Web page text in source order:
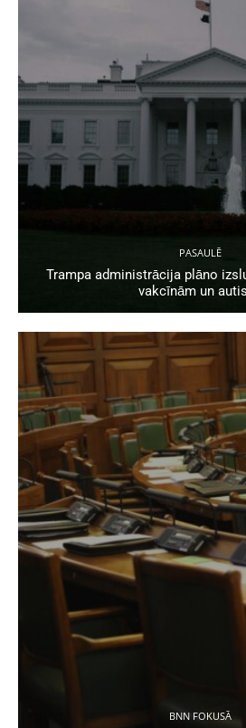
PASAULĒ
Trampa administrācija plāno
vakcīnām un
BNN FOKUSĀ